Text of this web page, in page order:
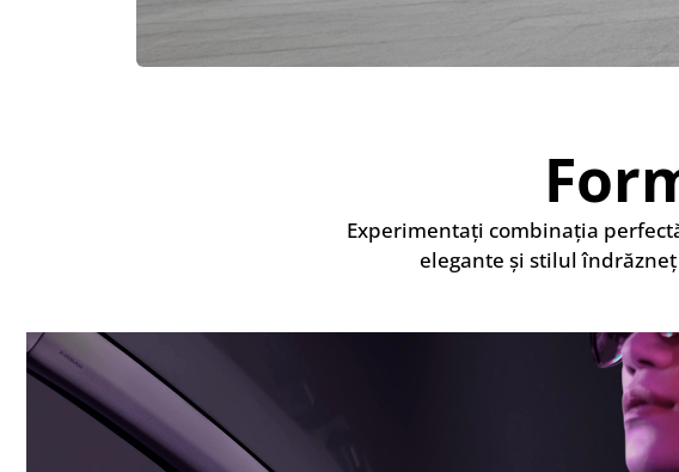
Experimentați combinația
elegante și stilul